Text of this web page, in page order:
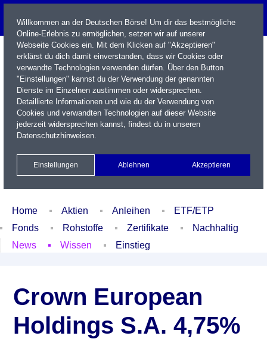
Name / WKN / ISIN / Kürzel
Xetra Realtime
Watchlist Portfolio Login
Home Aktien Anleihen
ETF/ETP
Fonds
Rohstoffe Zertifikate
Nachhaltig
News
Wissen Einstieg
Crown European
Holdings S.A. 4,75%
Willkommen an der Deutschen Börse! Um dir das bestmögliche
Online-Erlebnis zu ermöglichen, setzen wir auf unserer
Webseite Cookies ein. Mit dem Klicken auf "Akzeptieren"
erklärst du dich damit einverstanden, dass wir Cookies oder
verwandte Technologien verwenden dürfen. Über den Button
"Einstellungen" kannst du der Verwendung der genannten
Dienste im Einzelnen zustimmen oder widersprechen.
Detaillierte Informationen und wie du der Verwendung von
Cookies und verwandten Technologien auf dieser Website
jederzeit widersprechen kannst, findest du in unseren
Datenschutzhinweisen.
Einstellungen Ablehnen Akzeptieren